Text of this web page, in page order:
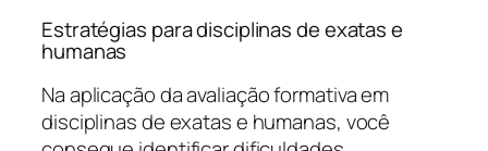
Estratégias para disciplinas de exatas e
humanas
Na aplicação da avaliação formativa em
disciplinas de exatas e humanas, você